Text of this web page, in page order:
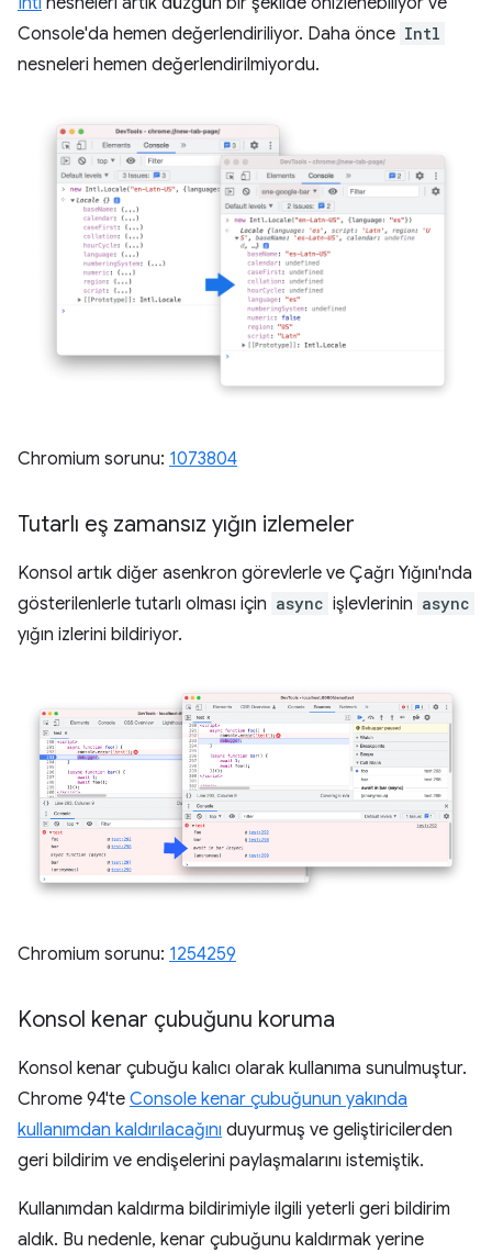
Console'da hemen değerlendiriliyor. Daha önce Intl
nesneleri hemen değerlendirilmiyordu.
Chromium sorunu: 1073804
Tutarlı eş zamansız yığın izlemeler
Konsol artık diğer asenkron görevlerle ve Çağrı Yığını'nda
gösterilenlerle tutarlı olması için async işlevlerinin async
yığın izlerini bildiriyor.
Chromium sorunu: 1254259
Konsol kenar çubuğunu koruma
Konsol kenar çubuğu kalıcı olarak kullanıma sunulmuştur.
Chrome 94'te Console kenar çubuğunun yakında
kullanımdan kaldırılacağını duyurmuş ve geliştiricilerden
geri bildirim ve endişelerini paylaşmalarını istemiştik.
Kullanımdan kaldırma bildirimiyle ilgili yeterli geri bildirim
aldık. Bu nedenle, kenar çubuğunu kaldırmak yerine